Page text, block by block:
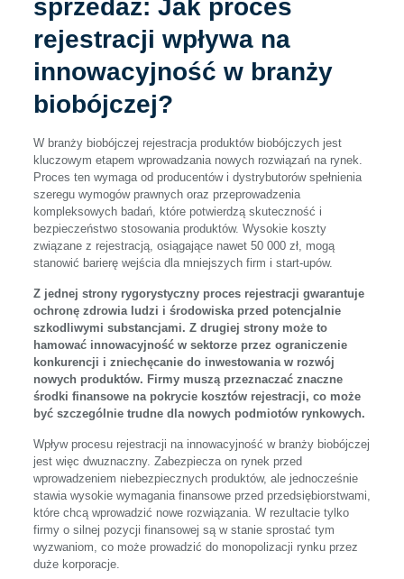
sprzedaż: Jak proces
rejestracji wpływa na
innowacyjność w branży
biobójczej?
W branży biobójczej rejestracja produktów biobójczych jest
kluczowym etapem wprowadzania nowych rozwiązań na rynek.
Proces ten wymaga od producentów i dystrybutorów spełnienia
szeregu wymogów prawnych oraz przeprowadzenia
kompleksowych badań, które potwierdzą skuteczność i
bezpieczeństwo stosowania produktów. Wysokie koszty
związane z rejestracją, osiągające nawet 50 000 zł, mogą
stanowić barierę wejścia dla mniejszych firm i start-upów.
Z jednej strony rygorystyczny proces rejestracji gwarantuje
ochronę zdrowia ludzi i środowiska przed potencjalnie
szkodliwymi substancjami. Z drugiej strony może to
hamować innowacyjność w sektorze przez ograniczenie
konkurencji i zniechęcanie do inwestowania w rozwój
nowych produktów. Firmy muszą przeznaczać znaczne
środki finansowe na pokrycie kosztów rejestracji, co może
być szczególnie trudne dla nowych podmiotów rynkowych.
Wpływ procesu rejestracji na innowacyjność w branży biobójczej
jest więc dwuznaczny. Zabezpiecza on rynek przed
wprowadzeniem niebezpiecznych produktów, ale jednocześnie
stawia wysokie wymagania finansowe przed przedsiębiorstwami,
które chcą wprowadzić nowe rozwiązania. W rezultacie tylko
firmy o silnej pozycji finansowej są w stanie sprostać tym
wyzwaniom, co może prowadzić do monopolizacji rynku przez
duże korporacje.